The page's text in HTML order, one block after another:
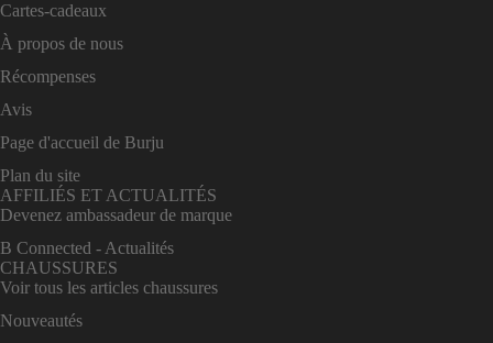
Cartes-cadeaux
À propos de nous
Récompenses
Avis
Page d'accueil de Burju
Plan du site
AFFILIÉS ET ACTUALITÉS
Devenez ambassadeur de marque
B Connected - Actualités
CHAUSSURES
Voir tous les articles chaussures
Nouveautés